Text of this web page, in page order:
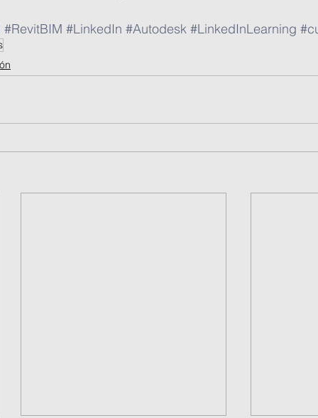
#RevitBIM #LinkedIn #Autodesk #LinkedInLearning